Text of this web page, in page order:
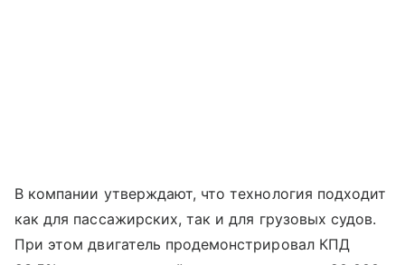
В компании утверждают, что технология подходит
как для пассажирских, так и для грузовых судов.
При этом двигатель продемонстрировал КПД